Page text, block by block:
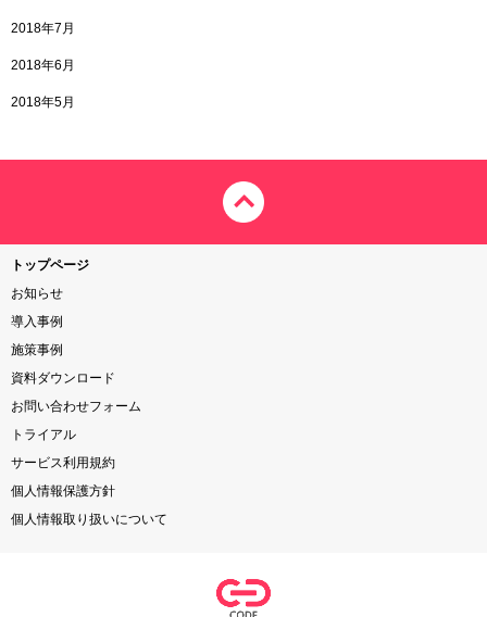
2018年7月
2018年6月
2018年5月
トップページ
お知らせ
導入事例
施策事例
資料ダウンロード
お問い合わせフォーム
トライアル
サービス利用規約
個人情報保護方針
個人情報取り扱いについて